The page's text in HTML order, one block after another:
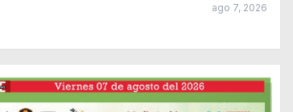
ago 7, 2026